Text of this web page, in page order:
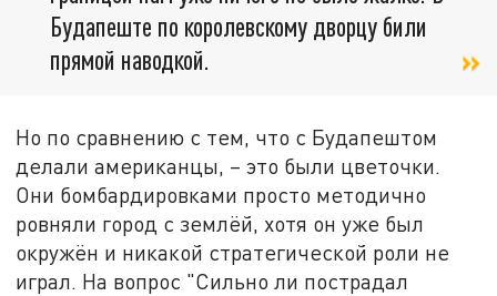
Будапеште по королевскому дворцу били
прямой наводкой.
Но по сравнению с тем, что с Будапештом
делали американцы, – это были цветочки.
Они бомбардировками просто методично
ровняли город с землёй, хотя он уже был
окружён и никакой стратегической роли не
играл. На вопрос "Сильно ли пострадал